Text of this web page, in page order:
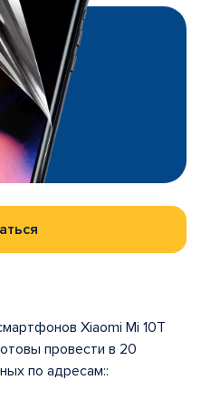
Xiaomi Mi 10T
провести в 20
по адресам::